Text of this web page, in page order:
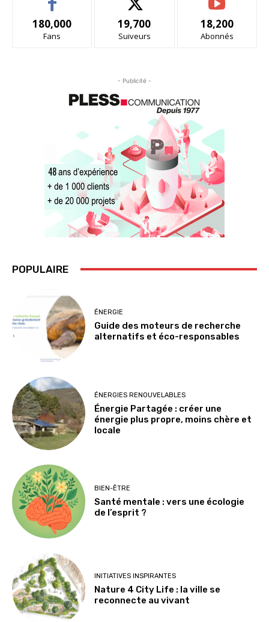
180,000
Fans
19,700
Suiveurs
18,200
Abonnés
- Publicité -
POPULAIRE
ÉNERGIE
Guide des moteurs de recherche
alternatifs et éco-responsables
ÉNERGIES RENOUVELABLES
Énergie Partagée : créer une
énergie plus propre, moins chère et
locale
BIEN-ÊTRE
Santé mentale : vers une écologie
de l’esprit ?
INITIATIVES INSPIRANTES
Nature 4 City Life : la ville se
reconnecte au vivant